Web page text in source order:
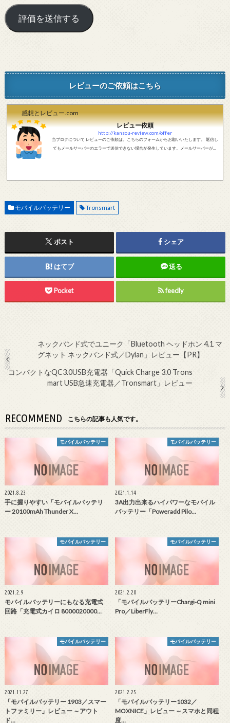
レビューのご依頼はこちら
感想とレビュー.com
レビュー依頼
http://kansou-review.com/offer
当ブログについて レビューのご依頼は、こちらのフォームからお願いいたします。 返信し
てもメールサーバーのエラーで送信できない場合が発生しています。メールサーバーが正
モバイルバッテリー Tronsmart
ポスト シェア
はてブ 送る
Pocket feedly
ネックバンド式でユニーク「Bluetooth ヘッドホン 4.1 マ
グネット ネックバンド式／Dylan」レビュー【PR】
コンパクトなQC3.0USB充電器「Quick Charge 3.0 Trons
mart USB急速充電器／Tronsmart」レビュー
RECOMMEND こちらの記事も人気です。
モバイルバッテリー
2021.8.23
手に握りやすい「モバイルバッテリ
ー 20100mAh Thunder X…
モバイルバッテリー
2021.1.14
3A出力出来るハイパワーなモバイル
バッテリー「Poweradd Pilo…
モバイルバッテリー
2021.2.9
モバイルバッテリーにもなる充電式
回路「充電式カイロ 8000020000…
モバイルバッテリー
2021.2.20
「モバイルバッテリーChargi-Q mini
Pro／LiberFly…
モバイルバッテリー
2021.11.27
「モバイルバッテリー 1903／スマー
トファミリー」レビュー ～アウト
ド…
モバイルバッテリー
2021.2.25
「モバイルバッテリー1032／
MOXNICE」レビュー ～スマホと同程
度…